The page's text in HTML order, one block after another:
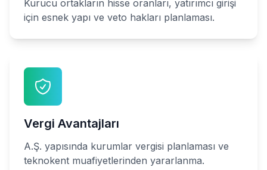
Kurucu ortakların hisse oranları, yatırımcı girişi
için esnek yapı ve veto hakları planlaması.
Vergi Avantajları
A.Ş. yapısında kurumlar vergisi planlaması ve
teknokent muafiyetlerinden yararlanma.